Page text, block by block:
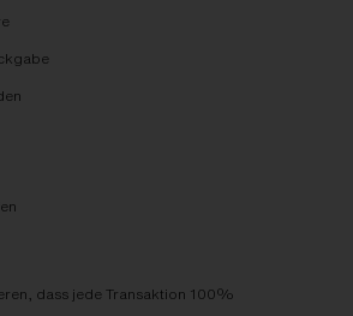
dass jede Transaktion 100%